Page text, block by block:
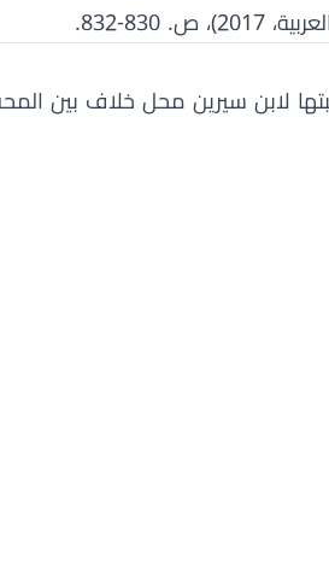
832.
لابن سيرين محل خلاف بين